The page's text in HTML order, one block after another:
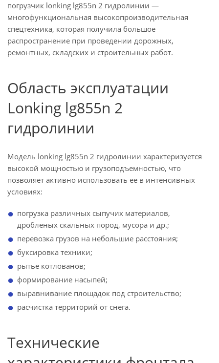
погрузчик lonking lg855n 2 гидролинии —
многофункциональная высокопроизводительная
спецтехника, которая получила большое
распространение при проведении дорожных,
ремонтных, складских и строительных работ.
Область эксплуатации
Lonking lg855n 2
гидролинии
Модель lonking lg855n 2 гидролинии характеризуется
высокой мощностью и грузоподъемностью, что
позволяет активно использовать ее в интенсивных
условиях:
погрузка различных сыпучих материалов,
дробленых скальных пород, мусора и др.;
перевозка грузов на небольшие расстояния;
буксировка техники;
рытье котлованов;
формирование насыпей;
выравнивание площадок под строительство;
расчистка территорий от снега.
Технические